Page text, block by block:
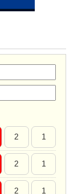
2 1
2 1
2 1